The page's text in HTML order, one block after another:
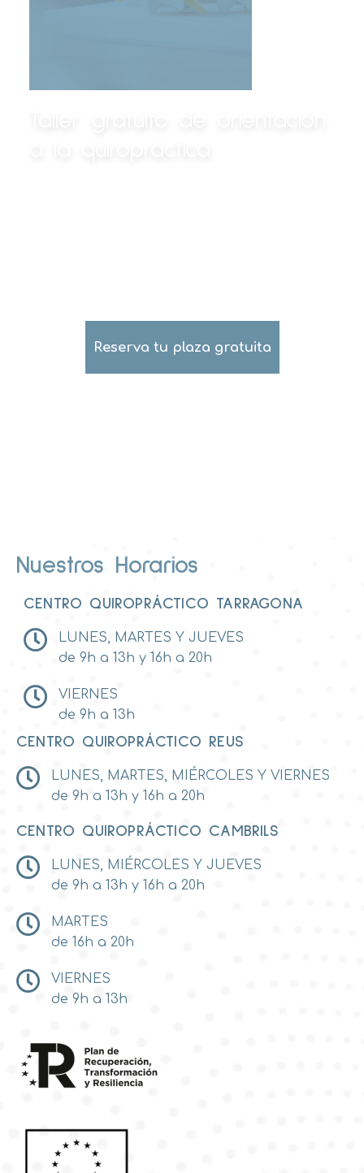
Reserva tu plaza gratuita
Nuestros Horarios
CENTRO QUIROPRÁCTICO TARRAGONA
LUNES, MARTES Y JUEVES
de 9h a 13h y 16h a 20h
VIERNES
de 9h a 13h
CENTRO QUIROPRÁCTICO REUS
LUNES, MARTES, MIÉRCOLES Y VIERNES
de 9h a 13h y 16h a 20h
CENTRO QUIROPRÁCTICO CAMBRILS
LUNES, MIÉRCOLES Y JUEVES
de 9h a 13h y 16h a 20h
MARTES
de 16h a 20h
VIERNES
de 9h a 13h